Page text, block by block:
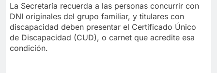
La Secretaría recuerda a las personas concurrir con
DNI originales del grupo familiar, y titulares con
discapacidad deben presentar el Certificado Único
de Discapacidad (CUD), o carnet que acredite esa
condición.